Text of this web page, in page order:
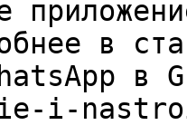
в
i-